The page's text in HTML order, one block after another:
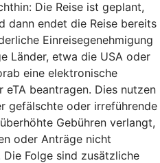
Die Reise ist geplant,
dann endet die Reise bereits
Einreisegenehmigung
Länder, etwa die USA oder
eine elektronische
eTA beantragen. Dies nutzen
gefälschte oder irreführende
Gebühren verlangt,
oder Anträge nicht
Folge sind zusätzliche